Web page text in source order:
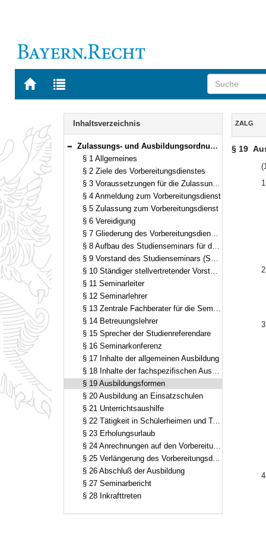
Zur
BAYERN.RECHT
Zur
letzten
Navigation
Inhaltsverzeichnis
Bereich reduzieren
Zulassungs- und Ausbildungsordnung für das Lehramt an Gymnasien (ZALG) in der Fassung der Bekanntmachung vom 29. September 1992 (GVBl. S. 477) BayRS 2038-3-4-6-1-K (§§ 1–28)
§ 1 Allgemeines
§ 2 Ziele des Vorbereitungsdienstes
§ 3 Voraussetzungen für die Zulassung zum Vorbereitungsdienst
§ 4 Anmeldung zum Vorbereitungsdienst
§ 5 Zulassung zum Vorbereitungsdienst
§ 6 Vereidigung
§ 7 Gliederung des Vorbereitungsdienstes
§ 8 Aufbau des Studienseminars für das Lehramt an Gymnasien
§ 9 Vorstand des Studienseminars (Seminarvorstand)
§ 10 Ständiger stellvertretender Vorstand des Studienseminars
§ 11 Seminarleiter
§ 12 Seminarlehrer
§ 13 Zentrale Fachberater für die Seminarausbildung
§ 14 Betreuungslehrer
§ 15 Sprecher der Studienreferendare
§ 16 Seminarkonferenz
§ 17 Inhalte der allgemeinen Ausbildung
§ 18 Inhalte der fachspezifischen Ausbildung
§ 19 Ausbildungsformen
§ 20 Ausbildung an Einsatzschulen
§ 21 Unterrichtsaushilfe
§ 22 Tätigkeit in Schülerheimen und Tagesheimen
§ 23 Erholungsurlaub
§ 24 Anrechnungen auf den Vorbereitungsdienst
§ 25 Verlängerung des Vorbereitungsdienstes, Wiederholung einzelner Ausbildungsabschnitte
§ 26 Abschluß der Ausbildung
§ 27 Seminarbericht
§ 28 Inkrafttreten
Inhalt
ZALG
§ 19